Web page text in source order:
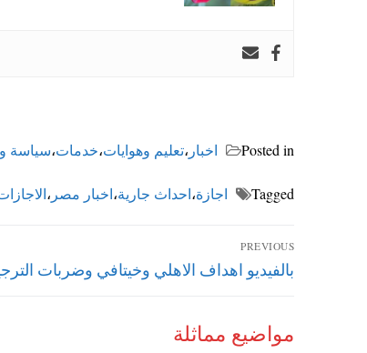
Posted in اخبار ،تعليم وهوايات،خدمات،سياسة
Tagged اجازة،احداث جارية،اخبار مصر ،
تصفّح
المقالات
PREVIOUS
Previous
بالفيديو اهداف الاهلي وخيتافي وضربات
مواضيع مماثلة